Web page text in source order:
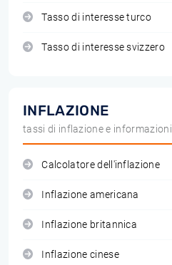
Tasso di interesse turco
Tasso di interesse svizzero
INFLAZIONE
tassi di inflazione e informazioni
Calcolatore dell'inflazione
Inflazione americana
Inflazione britannica
Inflazione cinese